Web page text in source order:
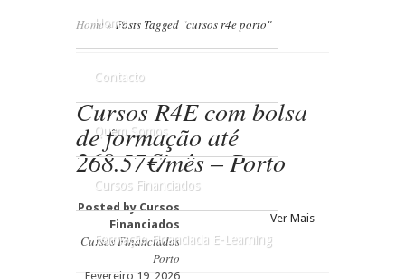
Home
Contacto
Quem Somos
Cursos Financiados
Formação Financiada E-Learning
Home »Posts Tagged "cursos r4e porto"
Cursos R4E com bolsa
de formação até
268.57€/mês – Porto
Posted byCursos
Financiados
Cursos Financiados
Porto
Fevereiro 19, 2026
Ver Mais